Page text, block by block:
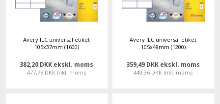
Avery ILC universal etiket
105x37mm (1600)
382,20 DKK ekskl. moms
477,75 DKK Inkl. moms
Avery ILC universal etiket
105x48mm (1200)
359,49 DKK ekskl. moms
449,36 DKK Inkl. moms